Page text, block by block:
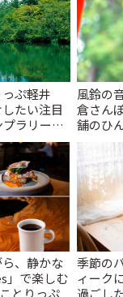
ぷ軽井
たい注目
ラリー開
風鈴の
倉さん
舗のひ
、静かな
」で楽しむ
とりっぷ
季節の
ィーク
過ごし